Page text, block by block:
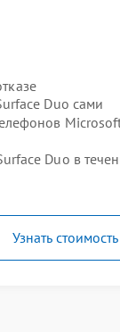
Duo сами
Duo в
Узнать